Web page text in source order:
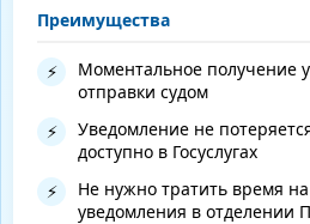
Преимущества
⚡
Моментальное получение
отправки судом
⚡
Уведомление не
доступно в Госуслугах
⚡
Не нужно тратить время
уведомления в отделении